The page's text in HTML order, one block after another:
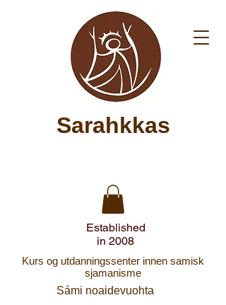
Sarahkkas
Kurs og utdanningssenter innen samisk
sjamanisme
Established
in 2008
Sámi noaidevuohta